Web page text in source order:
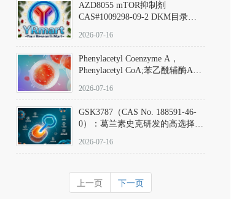
AZD8055 mTOR抑制剂
CAS#1009298-09-2 DKM目录号
激酶抑制剂的深度剖析
2026-07-16
Phenylacetyl Coenzyme A，
Phenylacetyl CoA;苯乙酰辅酶A
2026-07-16
GSK3787（CAS No. 188591-46-
0）：葛兰素史克研发的高选择
抗剂，被广泛视为研究PPARδ核
靶点药理机制的金标准化学探
针。
2026-07-16
上一页 下一页